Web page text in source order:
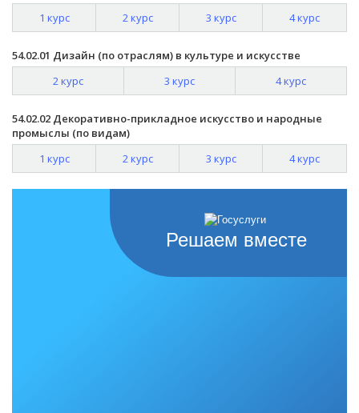
1 курс
2 курс 3 курс 4 курс
54.02.01 Дизайн (по отраслям) в культуре и искусстве
2 курс
3 курс 4 курс
54.02.02 Декоративно-прикладное искусство и народные
промыслы (по видам)
1 курс
2 курс 3 курс 4 курс
Решаем вместе